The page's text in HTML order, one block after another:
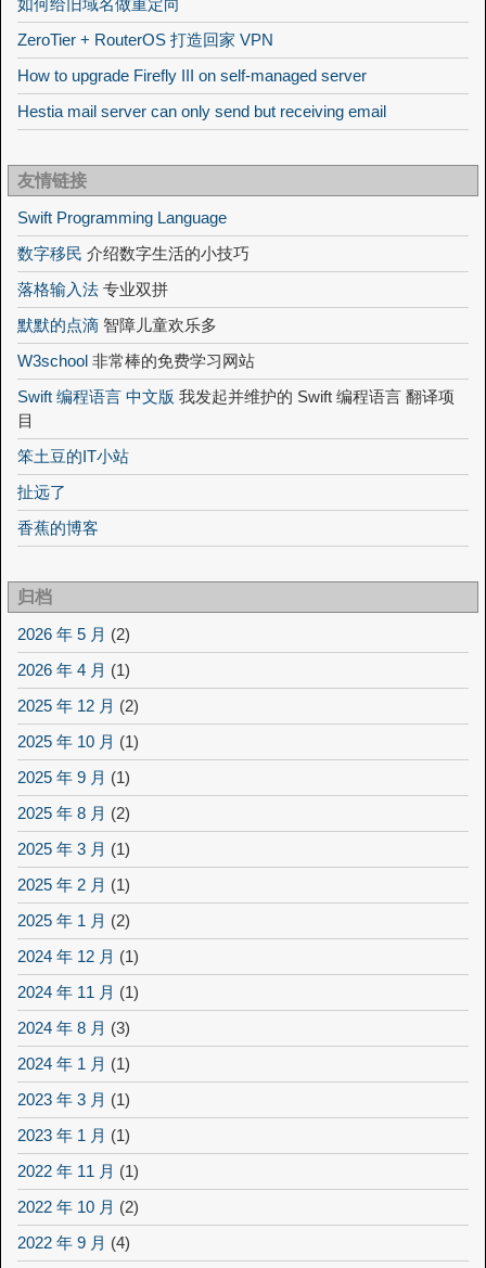
如何给旧域名做重定向
ZeroTier + RouterOS 打造回家 VPN
How to upgrade Firefly III on self-managed server
Hestia mail server can only send but receiving email
友情链接
Swift Programming Language
数字移民 介绍数字生活的小技巧
落格输入法 专业双拼
默默的点滴 智障儿童欢乐多
W3school 非常棒的免费学习网站
Swift 编程语言 中文版 我发起并维护的 Swift 编程语言 翻译项
目
笨土豆的IT小站
扯远了
香蕉的博客
归档
2026 年 5 月 (2)
2026 年 4 月 (1)
2025 年 12 月 (2)
2025 年 10 月 (1)
2025 年 9 月 (1)
2025 年 8 月 (2)
2025 年 3 月 (1)
2025 年 2 月 (1)
2025 年 1 月 (2)
2024 年 12 月 (1)
2024 年 11 月 (1)
2024 年 8 月 (3)
2024 年 1 月 (1)
2023 年 3 月 (1)
2023 年 1 月 (1)
2022 年 11 月 (1)
2022 年 10 月 (2)
2022 年 9 月 (4)